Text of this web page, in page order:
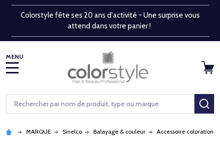
Colorstyle fête ses 20 ans d'activité - Une surprise vous
attend dans votre panier !
Rechercher
MARQUE Sinelco Balayage & couleur Accessoire coloration